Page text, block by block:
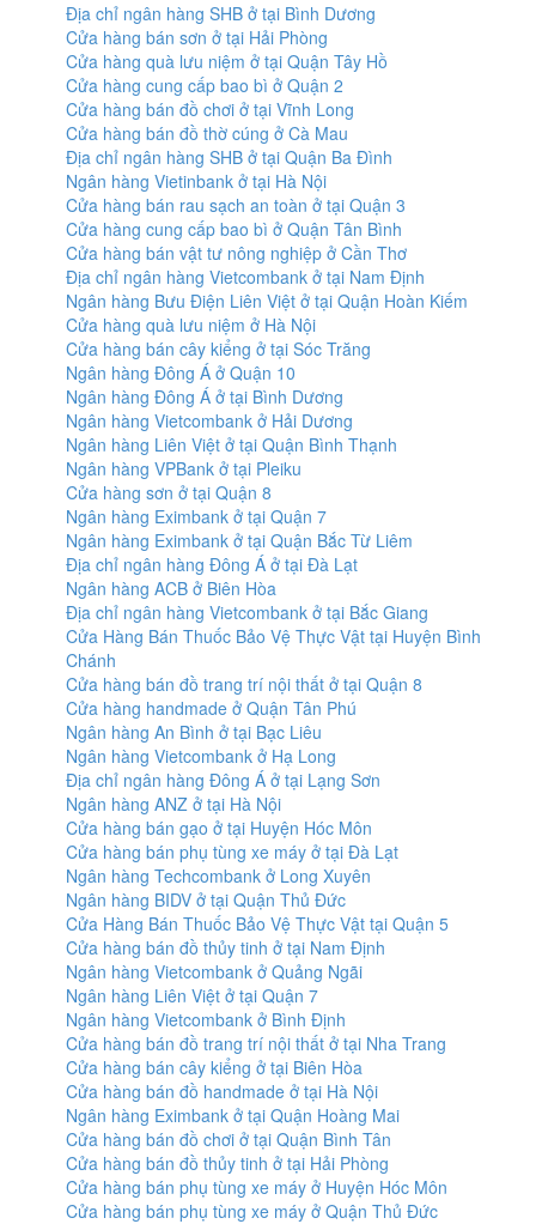
Địa chỉ ngân hàng SHB ở tại Bình Dương
Cửa hàng bán sơn ở tại Hải Phòng
Cửa hàng quà lưu niệm ở tại Quận Tây Hồ
Cửa hàng cung cấp bao bì ở Quận 2
Cửa hàng bán đồ chơi ở tại Vĩnh Long
Cửa hàng bán đồ thờ cúng ở Cà Mau
Địa chỉ ngân hàng SHB ở tại Quận Ba Đình
Ngân hàng Vietinbank ở tại Hà Nội
Cửa hàng bán rau sạch an toàn ở tại Quận 3
Cửa hàng cung cấp bao bì ở Quận Tân Bình
Cửa hàng bán vật tư nông nghiệp ở Cần Thơ
Địa chỉ ngân hàng Vietcombank ở tại Nam Định
Ngân hàng Bưu Điện Liên Việt ở tại Quận Hoàn Kiếm
Cửa hàng quà lưu niệm ở Hà Nội
Cửa hàng bán cây kiểng ở tại Sóc Trăng
Ngân hàng Đông Á ở Quận 10
Ngân hàng Đông Á ở tại Bình Dương
Ngân hàng Vietcombank ở Hải Dương
Ngân hàng Liên Việt ở tại Quận Bình Thạnh
Ngân hàng VPBank ở tại Pleiku
Cửa hàng sơn ở tại Quận 8
Ngân hàng Eximbank ở tại Quận 7
Ngân hàng Eximbank ở tại Quận Bắc Từ Liêm
Địa chỉ ngân hàng Đông Á ở tại Đà Lạt
Ngân hàng ACB ở Biên Hòa
Địa chỉ ngân hàng Vietcombank ở tại Bắc Giang
Cửa Hàng Bán Thuốc Bảo Vệ Thực Vật tại Huyện Bình
Chánh
Cửa hàng bán đồ trang trí nội thất ở tại Quận 8
Cửa hàng handmade ở Quận Tân Phú
Ngân hàng An Bình ở tại Bạc Liêu
Ngân hàng Vietcombank ở Hạ Long
Địa chỉ ngân hàng Đông Á ở tại Lạng Sơn
Ngân hàng ANZ ở tại Hà Nội
Cửa hàng bán gạo ở tại Huyện Hóc Môn
Cửa hàng bán phụ tùng xe máy ở tại Đà Lạt
Ngân hàng Techcombank ở Long Xuyên
Ngân hàng BIDV ở tại Quận Thủ Đức
Cửa Hàng Bán Thuốc Bảo Vệ Thực Vật tại Quận 5
Cửa hàng bán đồ thủy tinh ở tại Nam Định
Ngân hàng Vietcombank ở Quảng Ngãi
Ngân hàng Liên Việt ở tại Quận 7
Ngân hàng Vietcombank ở Bình Định
Cửa hàng bán đồ trang trí nội thất ở tại Nha Trang
Cửa hàng bán cây kiểng ở tại Biên Hòa
Cửa hàng bán đồ handmade ở tại Hà Nội
Ngân hàng Eximbank ở tại Quận Hoàng Mai
Cửa hàng bán đồ chơi ở tại Quận Bình Tân
Cửa hàng bán đồ thủy tinh ở tại Hải Phòng
Cửa hàng bán phụ tùng xe máy ở Huyện Hóc Môn
Cửa hàng bán phụ tùng xe máy ở Quận Thủ Đức